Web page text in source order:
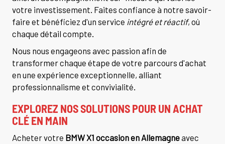
votre investissement. Faites confiance à notre savoir-
faire et bénéficiez d'un service intégré et réactif, où
chaque détail compte.
Nous nous engageons avec passion afin de
transformer chaque étape de votre parcours d'achat
en une expérience exceptionnelle, alliant
professionnalisme et convivialité.
EXPLOREZ NOS SOLUTIONS POUR UN ACHAT
CLÉ EN MAIN
Acheter votre BMW X1 occasion en Allemagneavec